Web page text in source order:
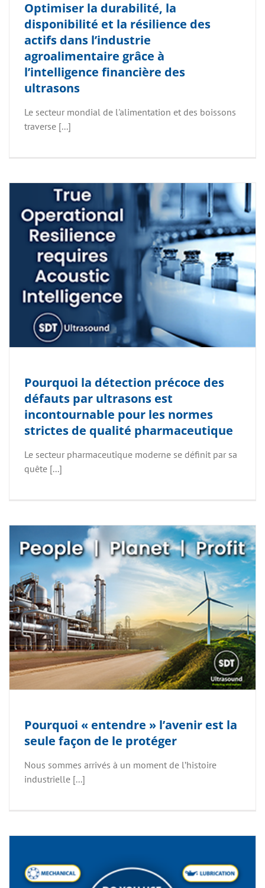
Optimiser la durabilité, la
disponibilité et la résilience des
actifs dans l’industrie
agroalimentaire grâce à
l’intelligence financière des
ultrasons
Le secteur mondial de l'alimentation et des boissons
traverse [...]
Pourquoi la détection précoce des
défauts par ultrasons est
incontournable pour les normes
strictes de qualité pharmaceutique
Le secteur pharmaceutique moderne se définit par sa
quête [...]
Pourquoi « entendre » l’avenir est la
seule façon de le protéger
Nous sommes arrivés à un moment de l’histoire
industrielle [...]